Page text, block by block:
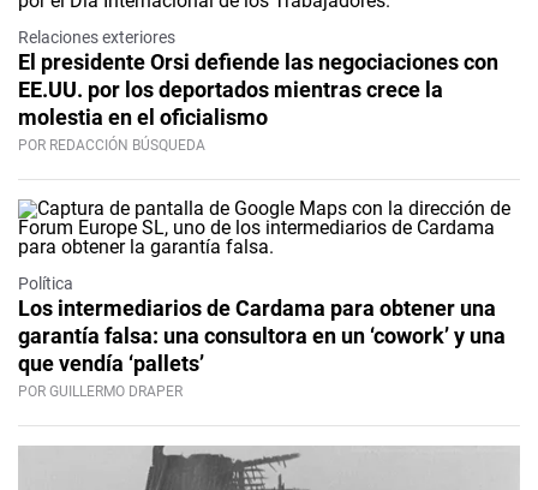
Relaciones exteriores
El presidente Orsi defiende las negociaciones con
EE.UU. por los deportados mientras crece la
molestia en el oficialismo
POR REDACCIÓN BÚSQUEDA
Política
Los intermediarios de Cardama para obtener una
garantía falsa: una consultora en un ‘cowork’ y una
que vendía ‘pallets’
POR GUILLERMO DRAPER